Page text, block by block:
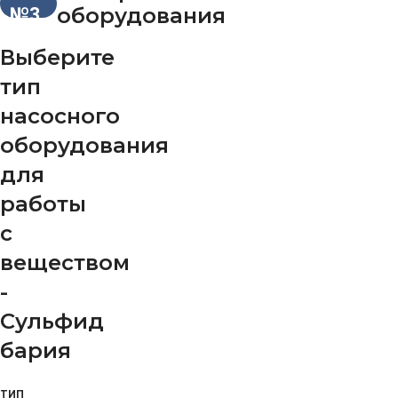
№3
оборудования
Выберите
тип
насосного
оборудования
для
работы
с
веществом
-
Сульфид
бария
ТИП